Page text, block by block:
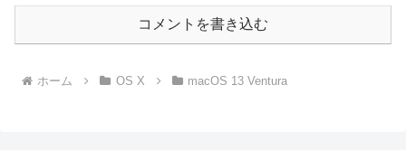
コメントを書き込む
ホーム OS X macOS 13 Ventura